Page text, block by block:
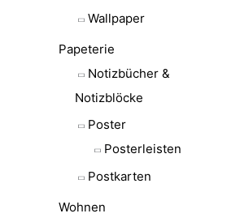
Wallpaper
Papeterie
Notizbücher &
Notizblöcke
Poster
Posterleisten
Postkarten
Wohnen